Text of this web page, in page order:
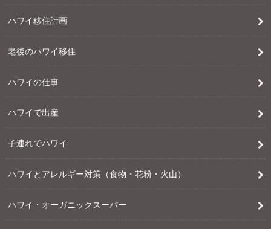
ハワイ移住計画
老後のハワイ移住
ハワイの仕事
ハワイで出産
子連れでハワイ
ハワイとアレルギー対策（食物・花粉・火山）
ハワイ・オーガニックスーパー